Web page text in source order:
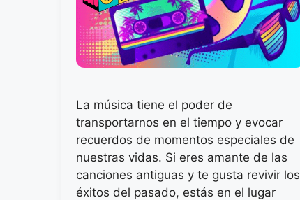
La música tiene el poder de
transportarnos en el tiempo y evocar
recuerdos de momentos especiales de
nuestras vidas. Si eres amante de las
canciones antiguas y te gusta revivir los
éxitos del pasado, estás en el lugar